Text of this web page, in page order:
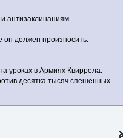
антизаклинаниям.
он должен произносить.
уроках в Армиях Квиррела.
десятка тысяч спешенных